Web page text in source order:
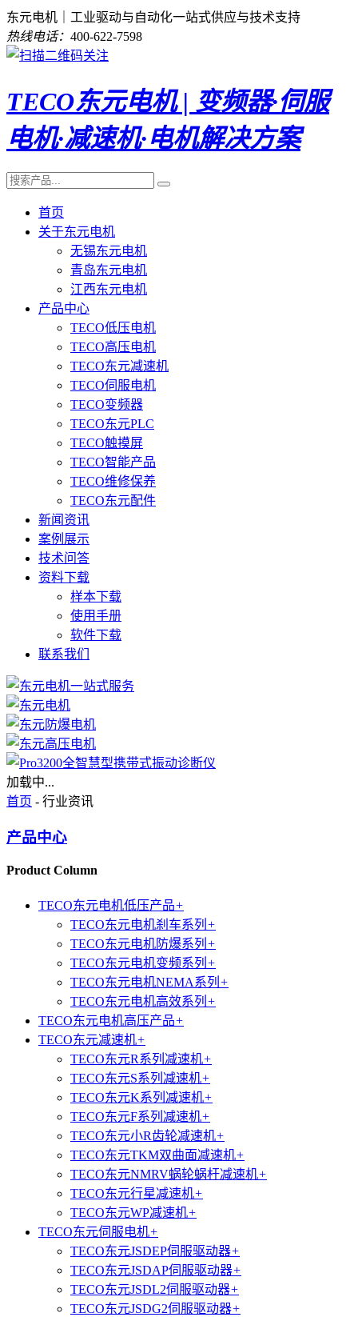
东元电机｜工业驱动与自动化一站式供应与技术支持
热线电话： 400-622-7598
TECO东元电机 | 变频器·伺服
电机·减速机·电机解决方案
首页
关于东元电机
无锡东元电机
青岛东元电机
江西东元电机
产品中心
TECO低压电机
TECO高压电机
TECO东元减速机
TECO伺服电机
TECO变频器
TECO东元PLC
TECO触摸屏
TECO智能产品
TECO维修保养
TECO东元配件
新闻资讯
案例展示
技术问答
资料下载
样本下载
使用手册
软件下载
联系我们
加载中...
首页 - 行业资讯
产品中心
Product Column
TECO东元电机低压产品+
TECO东元电机刹车系列 +
TECO东元电机防爆系列 +
TECO东元电机变频系列 +
TECO东元电机NEMA系列 +
TECO东元电机高效系列 +
TECO东元电机高压产品+
TECO东元减速机+
TECO东元R系列减速机+
TECO东元S系列减速机+
TECO东元K系列减速机+
TECO东元F系列减速机+
TECO东元小R齿轮减速机+
TECO东元TKM双曲面减速机+
TECO东元NMRV蜗轮蜗杆减速机+
TECO东元行星减速机+
TECO东元WP减速机+
TECO东元伺服电机+
TECO东元JSDEP伺服驱动器+
TECO东元JSDAP伺服驱动器+
TECO东元JSDL2伺服驱动器+
TECO东元JSDG2伺服驱动器+